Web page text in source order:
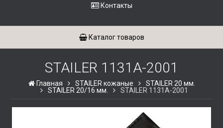
Контакты
Каталог товаров
STAILER 1131A-2001
Главная STAILER кожаные
STAILER 20 мм.
STAILER 20/16 мм.
STAILER 1131A-2001